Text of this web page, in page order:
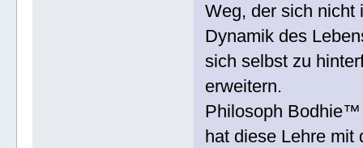
Weg, der sich nicht
Dynamik des
sich selbst zu
erweitern.
Philosoph Bodhie™
hat diese Lehre mit